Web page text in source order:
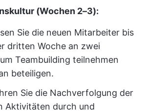
(Wochen 2–3):
Sie die neuen Mitarbeiter bis
dritten Woche an zwei
Teambuilding teilnehmen
beteiligen.
Sie die Nachverfolgung der
Aktivitäten durch und